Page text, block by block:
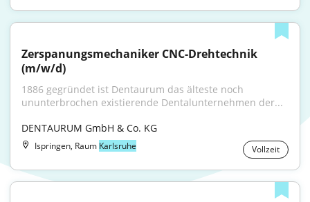
Zerspanungsmechaniker CNC-Drehtechnik
(m/w/d)
1886 gegründet ist Dentaurum das älteste noch
ununterbrochen existierende Dentalunternehmen der...
DENTAURUM GmbH & Co. KG
Ispringen, Raum Karlsruhe Vollzeit